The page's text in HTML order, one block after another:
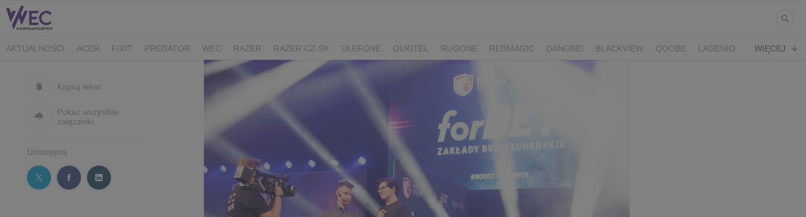
AKTUALNOŚCI ACER FIXIT PREDATOR WEC RAZER RAZER CZ-SK ULEFONE OUKITEL RUGONE REDMAGIC DANGBEI BLACKVIEW QOOBE
LAGENIO
GAM3RS_X ADATA GYNCENTRUM
WIĘCEJ
Kopiuj tekst
Pokaż wszystkie
załączniki
Udostępnij